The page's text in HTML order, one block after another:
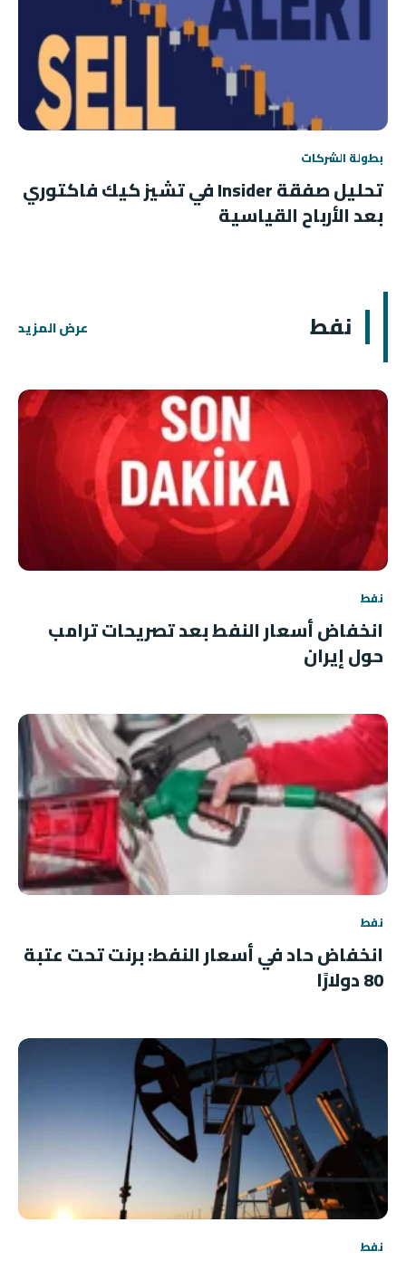
بطولة الشركات
تحليل صفقة Insider في تشيز كيك فاكتوري
بعد الأرباح القياسية
نفط عرض المزيد
نفط
انخفاض أسعار النفط بعد تصريحات ترامب
حول إيران
نفط
انخفاض حاد في أسعار النفط: برنت تحت عتبة
80 دولارًا
نفط